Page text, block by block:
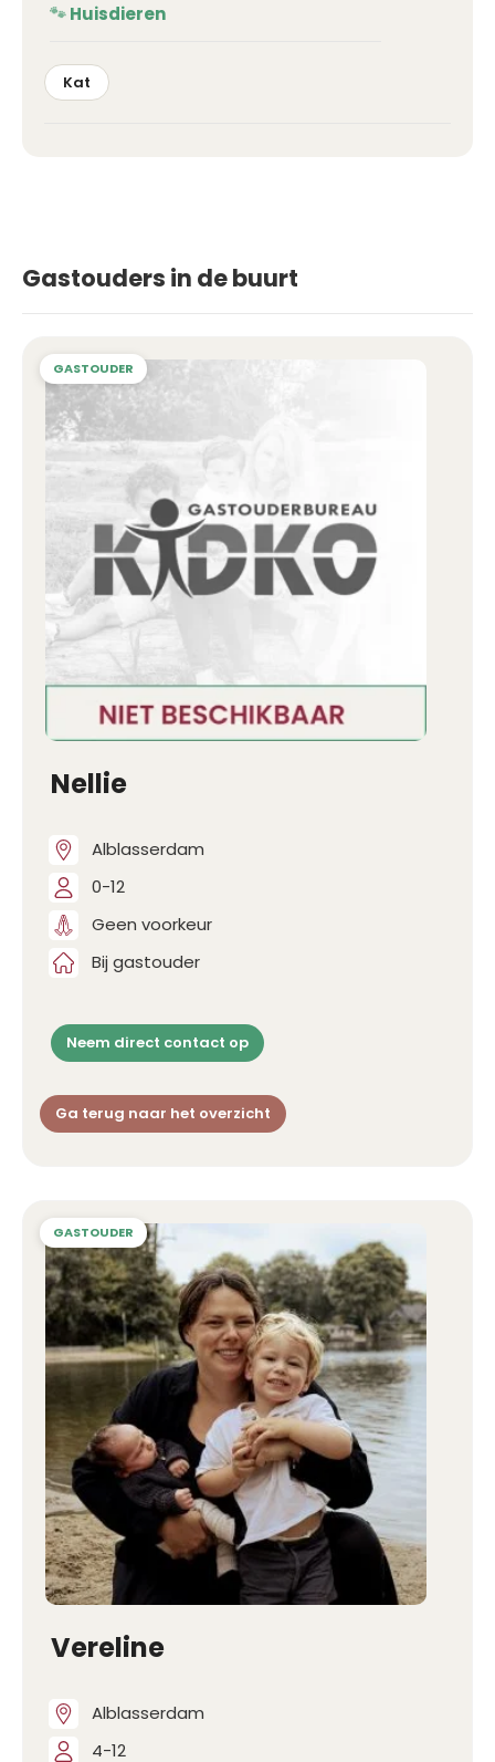
Huisdieren
Kat
Gastouders in de buurt
Nellie
Alblasserdam
0-12
Geen voorkeur
Bij gastouder
Neem direct contact op
Ga terug naar het overzicht
Vereline
Alblasserdam
4-12